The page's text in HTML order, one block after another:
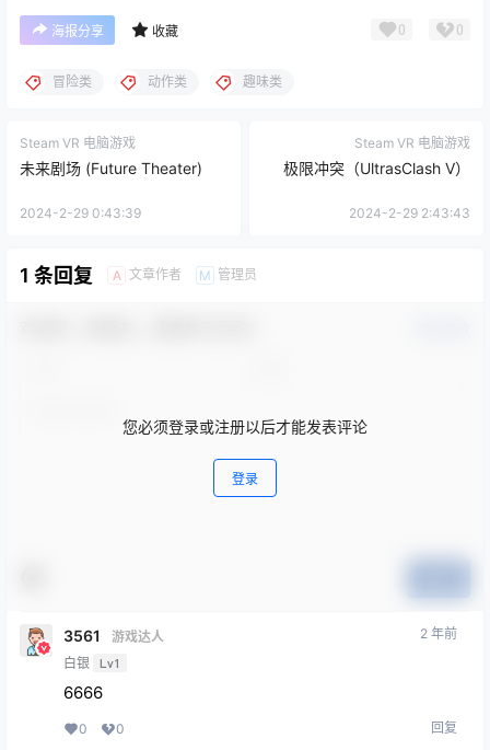
海报分享 收藏 0 0
冒险类 动作类 趣味类
Steam VR 电脑游戏
未来剧场 (Future Theater)
2024-2-29 0:43:39
Steam VR 电脑游戏
极限冲突（UltrasClash V）
2024-2-29 2:43:43
1 条回复 A 文章作者 M 管理员
您必须登录或注册以后才能发表评论
登录
3561
游戏达人
白银
Lv1
2 年前
6666
0 0 回复